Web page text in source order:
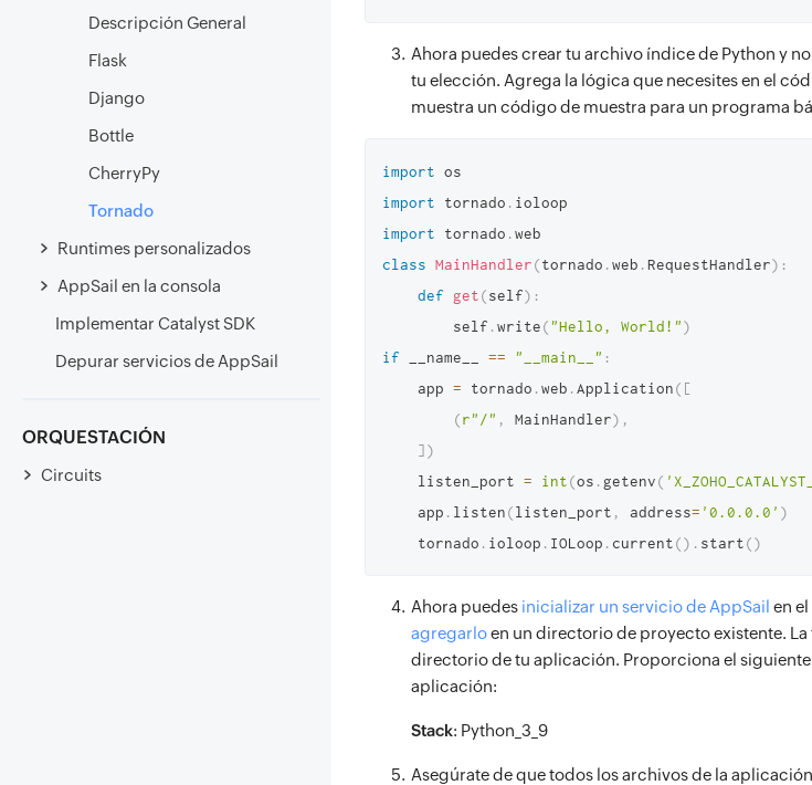
Descripción General
Flask
Django
Bottle
CherryPy
Tornado
Runtimes personalizados
AppSail en la consola
Implementar Catalyst SDK
Depurar servicios de AppSail
ORQUESTACIÓN
Circuits
Ahora puedes crear tu archivo índice de Python y
tu elección. Agrega la lógica que necesites en el
muestra un código de muestra para un programa
import
import tornado .
import tornado .
class MainHandler(tornado .web .RequestHandler) :
def
get(self) :
        self
.write("Hello, World!")
if __name__ == "__main__" :
    app
= tornado .web .Application( [
(r"/" , MainHandler) ,
])
    listen_port
= int(os . getenv(
    app
. listen(listen_port , address= '0.0.0.0' )
    tornado
. ioloop . IOLoop . current() . start()
Ahora puedes inicializar un servicio de AppSail en
agregarloen un directorio de proyecto existente.
directorio de tu aplicación. Proporciona el
aplicación:
Stack: Python_3_9
Asegúrate de que todos los archivos de la